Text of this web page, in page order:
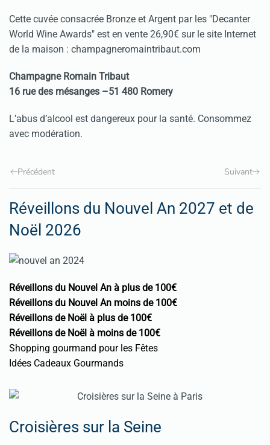
Cette cuvée consacrée Bronze et Argent par les "Decanter
World Wine Awards" est en vente 26,90€ sur le site Internet
de la maison : champagneromaintribaut.com
Champagne Romain Tribaut
16 rue des mésanges –51 480 Romery
L’abus d’alcool est dangereux pour la santé. Consommez
avec modération.
Précédent Suivant
Réveillons du Nouvel An 2027 et de
Noël 2026
Réveillons du Nouvel An à plus de 100€
Réveillons du Nouvel An moins de 100€
Réveillons de Noël à plus de 100€
Réveillons de Noël à moins de 100€
Shopping gourmand pour les Fêtes
Idées Cadeaux Gourmands
Croisières sur la Seine